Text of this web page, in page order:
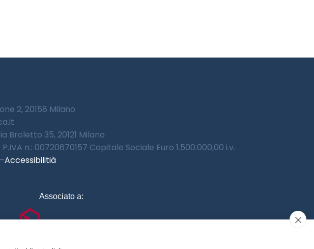
2, 20158 Milano
Broletto 35, 20121 Milano
n.: 00720670157 Capitale Sociale Euro 1.500.000,00 i.v.
Accessibilitià
Associato a: